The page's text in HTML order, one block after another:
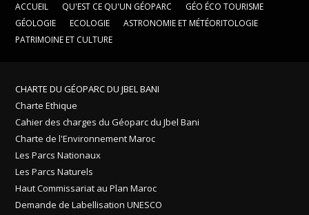
ACCUEIL QU'EST CE QU'UN GÉOPARC
GÉO ÉCO TOURISME
GÉOLOGIE
ECOLOGIE
ASTRONOMIE ET MÉTÉORITOLOGIE
PATRIMOINE ET CULTURE
CHARTE DU GÉOPARC DU JBEL BANI
Charte Ethique
Cahier des charges du Géoparc du Jbel Bani
Charte de l'Environnement Maroc
Les Parcs Nationaux
Les Parcs Naturels
Haut Commissariat au Plan Maroc
Demande de Labellisation UNESCO